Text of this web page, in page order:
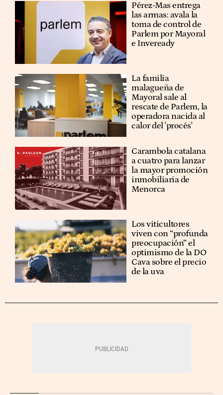
Pérez-Mas entrega
las armas: avala la
toma de control de
Parlem por Mayoral
e Inveready
La familia
malagueña de
Mayoral sale al
rescate de Parlem, la
operadora nacida al
calor del 'procés'
Carambola catalana
a cuatro para lanzar
la mayor promoción
inmobiliaria de
Menorca
Los viticultores
viven con “profunda
preocupación” el
optimismo de la DO
Cava sobre el precio
de la uva